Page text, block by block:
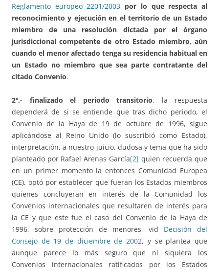
Reglamento europeo 2201/2003 por lo que respecta al
reconocimiento y ejecución en el territorio de un Estado
miembro de una resolución dictada por el órgano
jurisdiccional competente de otro Estado miembro,aún
cuando el menor afectado tenga su residencia habitual en
un Estado no miembro que sea parte contratante del
citado Convenio.
2º.- finalizado el periodo transitorio, la respuesta
dependerá de si se entiende que tras dicho periodo, el
Convenio de la Haya de 19 de octubre de 1996, sigue
aplicándose al Reino Unido (lo suscribió como Estado),
interpretación, a nuestro juicio, dudosa y tema que ha sido
planteado por Rafael Arenas García[2] quien recuerda que
en un primer momento la entonces Comunidad Europea
(CE), optó por establecer que fueran los Estados miembros
quienes concluyeran en interés de la Comunidad los
Convenios internacionales que resultaren de interés para
la CE y que este fue el caso del Convenio de la Haya de
1996, sobre protección de menores, vid Decisión del
Consejo de 19 de diciembre de 2002, y se plantea que
aunque parece lo más seguro que ni siquiera los
Convenios internacionales ratificados por los Estados